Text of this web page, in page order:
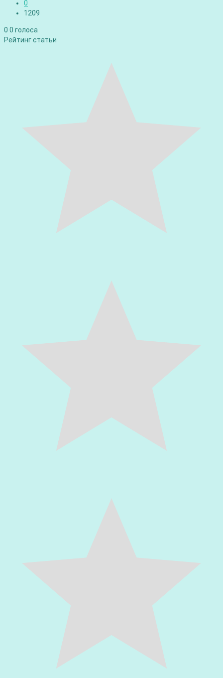
0
1209
0 0 голоса
Рейтинг статьи